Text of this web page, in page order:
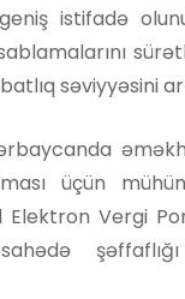
istifadə
səviyyəsini
üçün
Elektron Vergi